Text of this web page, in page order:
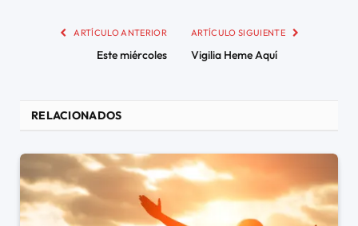
ARTÍCULO ANTERIOR
Este miércoles
ARTÍCULO SIGUIENTE
Vigilia Heme Aquí
RELACIONADOS